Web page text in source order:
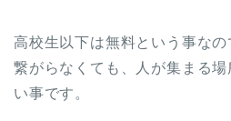
高校生以下は無料という事な
繋がらなくても、人が集まる
い事です。